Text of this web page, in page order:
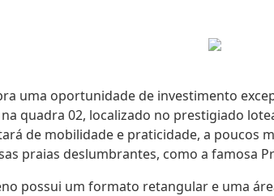
uma oportunidade de investimento
quadra 02, localizado no prestigiado
de mobilidade e praticidade, a poucos
praias deslumbrantes, como a famosa
possui um formato retangular e uma